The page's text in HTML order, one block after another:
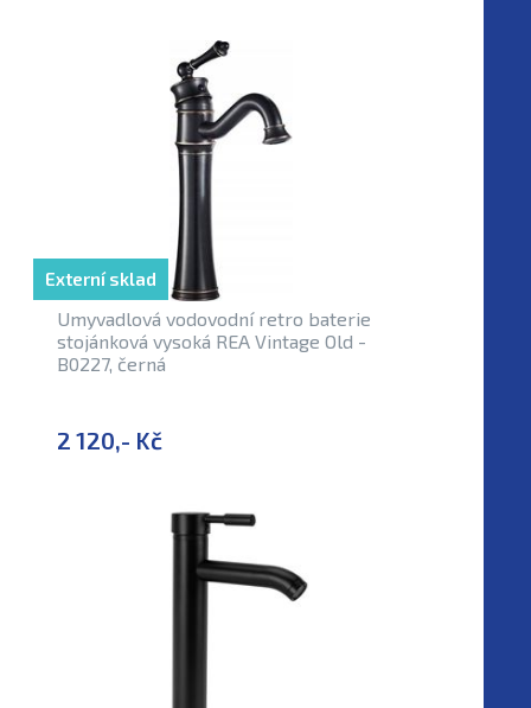
Umyvadlová vodovodní retro baterie
stojánková vysoká REA Vintage Old -
B0227, černá
2 120,- Kč
Externí sklad